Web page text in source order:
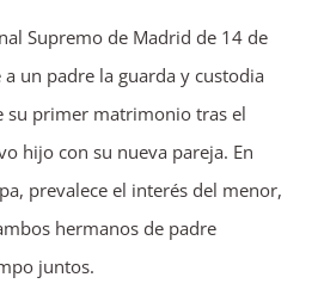
Supremo de Madrid de 14 de
un padre la guarda y custodia
su primer matrimonio tras el
hijo con su nueva pareja. En
prevalece el interés del menor,
hermanos de padre
juntos.